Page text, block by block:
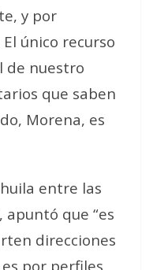
y por
único recurso
de nuestro
que saben
Morena, es
entre las
apuntó que “es
direcciones
por perfiles,